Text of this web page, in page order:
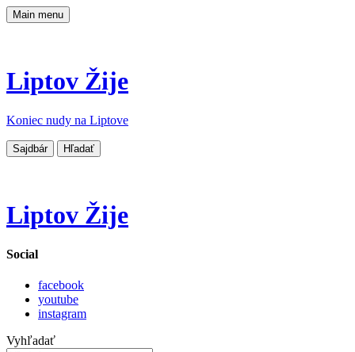
Main menu
Liptov Žije
Koniec nudy na Liptove
Sajdbár Hľadať
Liptov Žije
Social
facebook
youtube
instagram
Vyhľadať